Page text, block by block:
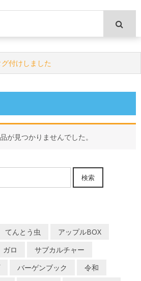
付けしました
が見つかりませんでした。
検索
てんとう虫
アップルBOX
ガロ
サブカルチャー
バーゲンブック
令和